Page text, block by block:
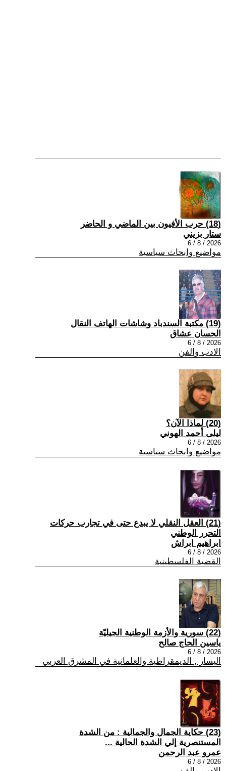
(18) حرب الأفيون بين الماضي و الحاضر
ستار بزيني
2026 / 8 / 6
مواضيع وابحاث سياسية
(19) مكتبة السندباد وشاشات الهاتف النقال
الحسان عشاق
2026 / 8 / 6
الادب والفن
(20) لماذا الآن؟
ليلى أحمد الهوني
2026 / 8 / 6
مواضيع وابحاث سياسية
(21) العقل النقلي لا يبدع حتى في تجارب حركات
التحرر الوطني
ابراهيم ابراش
2026 / 8 / 6
القضية الفلسطينية
(22) سورية والأزمة الوطنية الجيليّة
ياسين الحاج صالح
2026 / 8 / 6
اليسار , الديمقراطية والعلمانية في المشرق العربي
(23) حكاية الجمال والجمالية : من الشدة
المستنصرية إلي الشدة الحالية ...
عمرو عبد الرحمن
2026 / 8 / 6